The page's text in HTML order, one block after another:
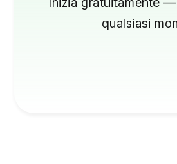
qualsiasi